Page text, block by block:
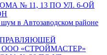
№ 11, 13 ПО УЛ. 6-ОЙ
в Автозаводском районе
«СТРОЙМАСТЕР»